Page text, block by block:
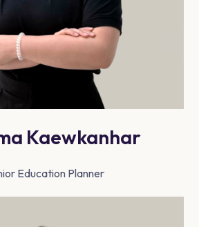
Kaewkanhar
Education Planner